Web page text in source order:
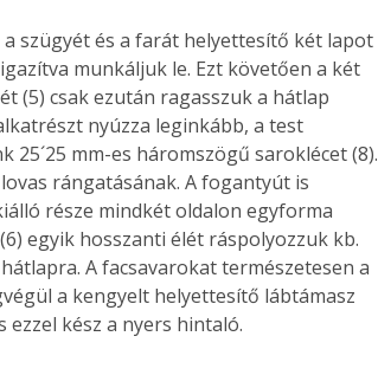
munkáljuk le. Ezt követően a két
(5) csak ezután ragasszuk a hátlap
nyúzza leginkább, a test
mm-es háromszögű saroklécet (8).
rángatásának. A fogantyút is
része mindkét oldalon egyforma
egyik hosszanti élét ráspolyozzuk kb.
A facsavarokat természetesen a
a kengyelt helyettesítő lábtámasz
ezzel kész a nyers hintaló.